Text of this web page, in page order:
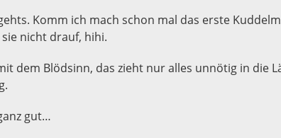
Komm ich mach schon mal das erste
nicht drauf, hihi.
dem Blödsinn, das zieht nur alles unnötig in die
gut…